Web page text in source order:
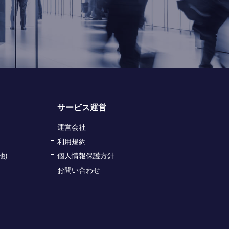
)
サービス運営
運営会社
利用規約
個人情報保護方針
お問い合わせ